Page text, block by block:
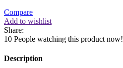
Compare
Add to wishlist
Share:
10 People watching this product now!
Description